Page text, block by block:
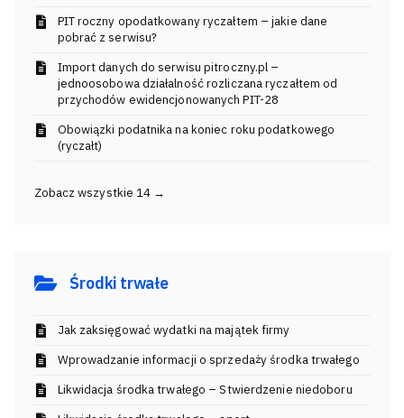
PIT roczny opodatkowany ryczałtem – jakie dane
pobrać z serwisu?
Import danych do serwisu pitroczny.pl –
jednoosobowa działalność rozliczana ryczałtem od
przychodów ewidencjonowanych PIT-28
Obowiązki podatnika na koniec roku podatkowego
(ryczałt)
Zobacz wszystkie 14 →
Środki trwałe
Jak zaksięgować wydatki na majątek firmy
Wprowadzanie informacji o sprzedaży środka trwałego
Likwidacja środka trwałego – Stwierdzenie niedoboru